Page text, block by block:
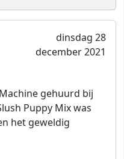
dinsdag 28
december 2021
gehuurd bij
Puppy Mix was
het geweldig